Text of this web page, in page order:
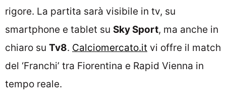
rigore. La partita sarà visibile in tv, su
smartphone e tablet su Sky Sport, ma anche in
chiaro su Tv8. Calciomercato.it vi offre il match
del ‘Franchi’ tra Fiorentina e Rapid Vienna in
tempo reale.